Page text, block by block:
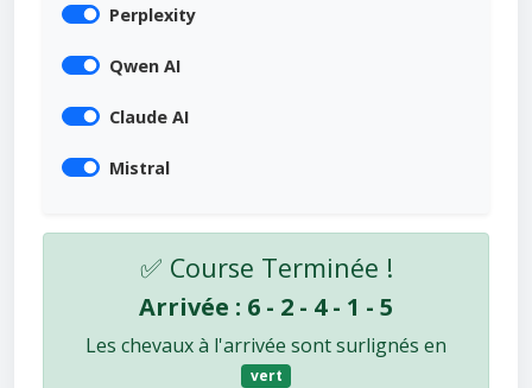
Perplexity
Qwen AI
Claude AI
Mistral
✅ Course Terminée !
Arrivée : 6 - 2 - 4 - 1 - 5
Les chevaux à l'arrivée sont surlignés en
vert